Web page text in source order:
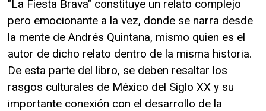
"La Fiesta Brava" constituye un relato complejo
pero emocionante a la vez, donde se narra desde
la mente de Andrés Quintana, mismo quien es el
autor de dicho relato dentro de la misma historia.
De esta parte del libro, se deben resaltar los
rasgos culturales de México del Siglo XX y su
importante conexión con el desarrollo de la